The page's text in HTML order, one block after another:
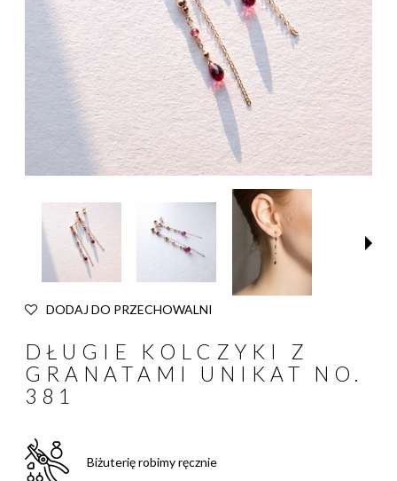
DODAJ DO PRZECHOWALNI
DŁUGIE KOLCZYKI Z
GRANATAMI UNIKAT NO.
381
Biżuterię robimy ręcznie